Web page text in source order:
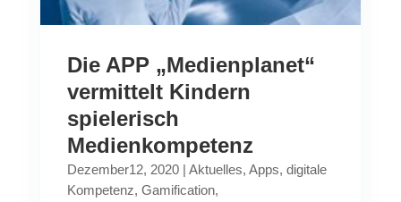
Die APP „Medienplanet“
vermittelt Kindern
spielerisch
Medienkompetenz
Dezember12, 2020| Aktuelles, Apps, digitale
Kompetenz, Gamification,